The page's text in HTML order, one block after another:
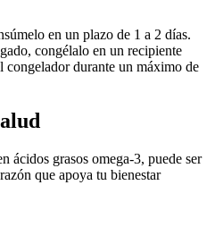
en un plazo de 1 a 2 días.
congélalo en un recipiente
congelador durante un máximo de
ácidos grasos omega-3, puede ser
que apoya tu bienestar